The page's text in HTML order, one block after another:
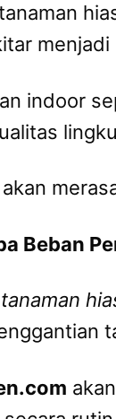
menjadi
indoor
Beban